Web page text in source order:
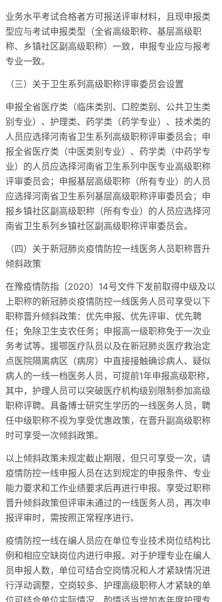
业务水平考试合格者方可报送评审材料，且现申报类
型应与考试申报类型（全省高级职称、基层高级职
称、乡镇社区副高级职称）一致，申报专业应与报考
专业一致。
（三）关于卫生系列高级职称评审委员会设置
申报全省医疗类（临床类别、口腔类别、公共卫生类
别专业）、护理类、药学类（药学专业）、技术类的
人员应选择河南省卫生系列高级职称评审委员会；申
报全省医疗类（中医类别专业）、药学类（中药学专
业）的人员应选择河南省卫生系列中医专业高级职称
评审委员会；申报基层高级职称（所有专业）的人员
应选择河南省卫生系列基层高级职称评审委员会；申
报乡镇社区副高级职称（所有专业）的人员应选择河
南省卫生系列乡镇社区副高级职称评审委员会。
（四）关于新冠肺炎疫情防控一线医务人员职称晋升
倾斜政策
在豫疫情防指〔2020〕14号文件下发前取得中级及以
上职称的新冠肺炎疫情防控一线医务人员可享受以下
职称晋升倾斜政策：优先申报、优先评审、优先聘
任；免除卫生支农任务；申报高一级职称免于一次业
务考试等。援鄂医疗队员以及在新冠肺炎医疗救治定
点医院隔离病区（病房）中直接接触确诊病人、疑似
病人的一线一档医务人员，可提前1年申报高级职称，
其中，护理人员可以突破医疗机构级别限制参加高级
职称评聘。具备博士研究生学历的一线医务人员，聘
任中级职称不视为享受优惠政策，在晋升副高级职称
时可享受一次倾斜政策。
以上倾斜政策未规定截止期限，但只可享受一次，请
疫情防控一线申报人员在达到规定的申报条件、专业
能力要求和工作业绩要求后再进行申报。享受过职称
晋升倾斜政策但评审未通过的一线医务人员，再次申
报评审时，需按照正常程序进行。
疫情防控一线在编人员应在单位专业技术岗位结构比
例和相应空缺岗位内进行申报。对于护理专业在编人
员申报人数，单位可结合空岗情况和人才紧缺情况进
行浮动调整，空岗较多、护理高级职称人才紧缺的单